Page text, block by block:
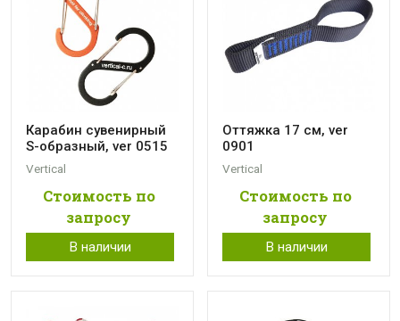
Карабин сувенирный
S-образный, ver 0515
Vertical
Стоимость по
запросу
В наличии
Оттяжка 17 см, ver
0901
Vertical
Стоимость по
запросу
В наличии